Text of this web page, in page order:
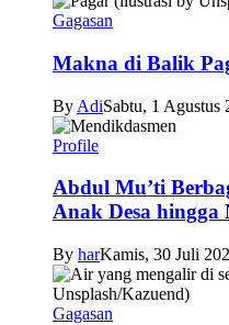
Gagasan
Makna di Balik
By AdiSabtu, 1 Agustus
Profile
Abdul Mu’ti
Anak Desa hingga
By harKamis, 30 Juli
Gagasan